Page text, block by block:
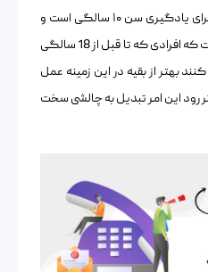
نتیجه رسیدند که بهترین وقت برای یادگیری سن ۱۰ سالگی است و
به طور کل اینطور برآورد شده است که افرادی که تا قبل از 18 سالگی
بهتر از بقیه در این زمینه عمل
رود این امر تبدیل به چالشی سخت‌